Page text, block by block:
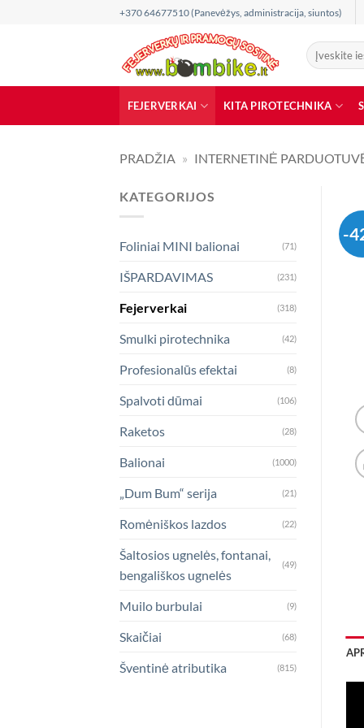
+370 64677510 (Panevėžys, administracija, siuntos)
Ieškoti:
FEJERVERKAI KITA PIROTECHNIKA
PRADŽIA » INTERNETINĖ
KATEGORIJOS
Foliniai MINI balionai (71)
IŠPARDAVIMAS (231)
Fejerverkai (318)
Smulki pirotechnika (42)
Profesionalūs efektai (8)
Spalvoti dūmai (106)
Raketos (28)
Balionai (1000)
„Dum Bum“ serija (21)
Romėniškos lazdos (22)
Šaltosios ugnelės, fontanai,
bengališkos ugnelės
(49)
Muilo burbulai (9)
Skaičiai (68)
Šventinė atributika (815)
-